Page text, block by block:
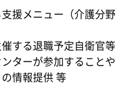
援メニュー（介護分野
する退職予定自衛官等
ターが参加することや
情報提供 等